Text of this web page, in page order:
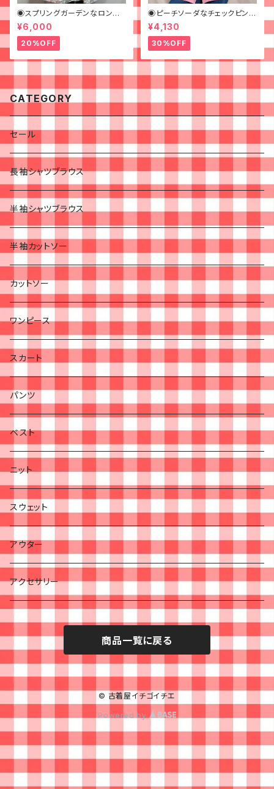
◉スプリングガーデンなロング
スカート◉ 古着 花柄 クリーム
ピンク 春
¥6,000
20%OFF
◉ピーチソーダなチェックピンク
シャツ◉古着 半袖シャツ
¥4,130
30%OFF
CATEGORY
セール
長袖シャツブラウス
半袖シャツブラウス
半袖カットソー
カットソー
ワンピース
スカート
パンツ
ベスト
ニット
スウェット
アウター
アクセサリー
商品一覧に戻る
© 古着屋イチゴイチエ
Powered by